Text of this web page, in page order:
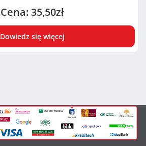
35,50zł
Dowiedz się więcej